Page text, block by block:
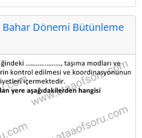
Dönemi Bütünleme